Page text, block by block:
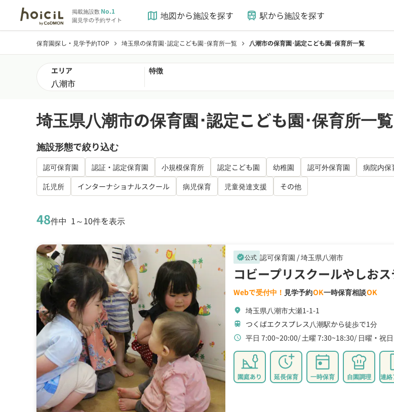
掲載施設数No.1
園見学の予約サイト map 地図から施設を探す train 駅から施設を探す
保育園探し・見学予約TOP chevron_right 埼玉県の保育園･認定こども園･保育所一覧 chevron_right 八潮市の保育園･認定こども園･保育所一覧
エリア 特徴
埼玉県八潮市の保育園･認定こども園･保育所一覧
施設形態で絞り込む
認可保育園 認証・認定保育園 小規模保育所 認定こども園 幼稚園 認可外保育園 病院内保
託児所
インターナショナルスクール 病児保育 児童発達支援 その他
48件中 1～10件を表示
verified公式 認可保育園 /埼玉県八潮市
コビープリスクールやしお
Webで受付中！ 見学予約OK一時保育相談OK
location_on 埼玉県八潮市大瀬1-1-1
train つくばエクスプレス八潮駅から徒歩で1分
schedule 平日 7:00~20:00 土曜 7:30~18:30 日曜・祝
園庭あり 延長保育 一時保育 自園調理 連絡